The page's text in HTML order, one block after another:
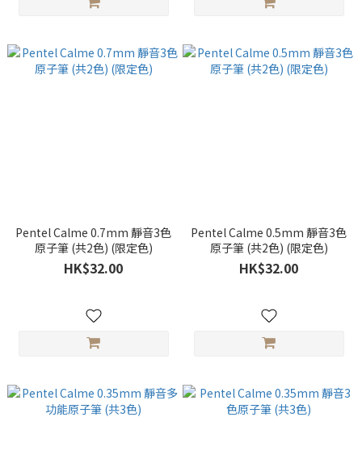
Pentel Calme 0.7mm 靜音3色
原子筆 (共2色) (限定色)
HK$32.00
Pentel Calme 0.5mm 靜音3色
原子筆 (共2色) (限定色)
HK$32.00